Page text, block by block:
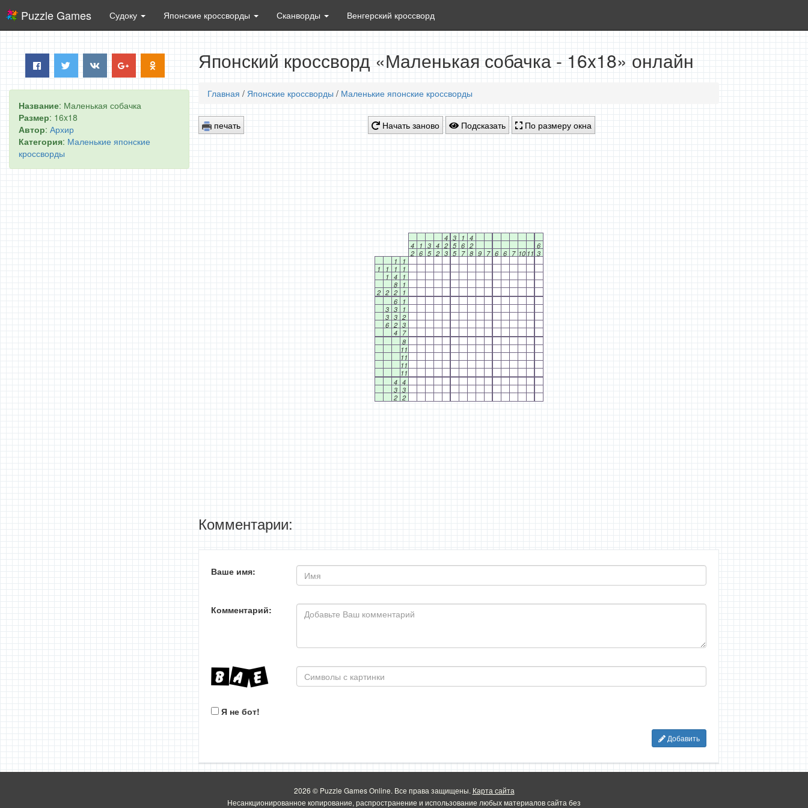
Puzzle Games Судоку Японские кроссворды Сканворды Венгерский кроссворд
Название: Маленькая собачка
Размер: 16x18
Автор: Архир
Категория: Маленькие японские
кроссворды
Японский кроссворд «Маленькая собачка - 16x18» онлайн
Главная / Японские кроссворды / Маленькие японские кроссворды
печать Начать заново Подсказать По размеру окна
4 3 1 4
4
1 3 4 2 5 6 2
6
2 6 5 2 3 5 7 8 9 7 6 6 7 10 11 3
1
1
1
1 1
1
1 4
1
8
1
2 2 2
1
6
1
3 3
1
3 3 2
6 2 3
4 7
8
11
11
11
11
4 4
3 3
2 2
Комментарии:
Ваше имя:
Комментарий:
Я не бот!
Добавить
2026 © Puzzle Games Online. Все права защищены. Карта сайта
Несанкционированное копирование, распространение и использование любых материалов сайта без